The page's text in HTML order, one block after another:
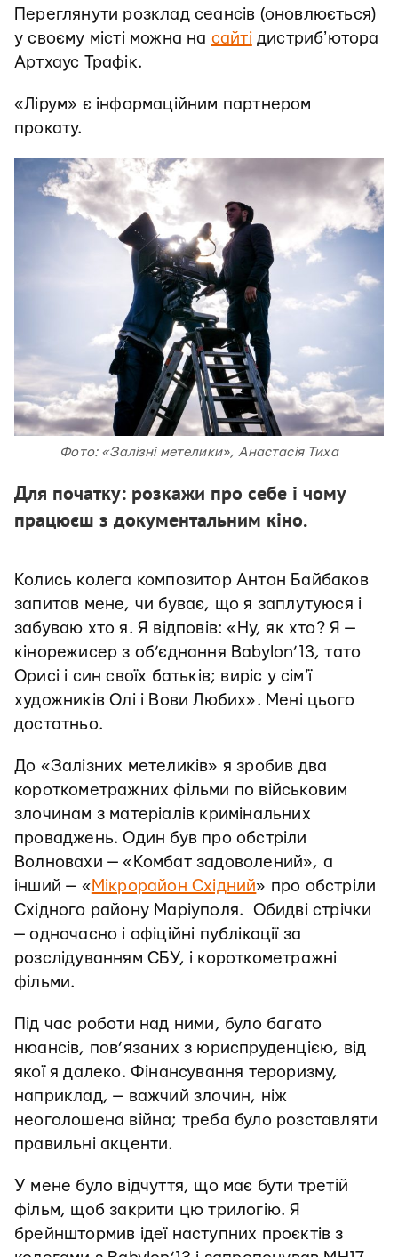
Переглянути розклад сеансів (оновлюється)
у своєму місті можна на сайтідистрибʼютора
Артхаус Трафік.
«Лірум» є інформаційним партнером
прокату.
Фото: «Залізні метелики», Анастасія Тиха
Для початку: розкажи про себе і чому
працюєш з документальним кіно.
Колись колега композитор Антон Байбаков
запитав мене, чи буває, що я заплутуюся і
забуваю хто я. Я відповів: «Ну, як хто? Я —
кінорежисер з об’єднання Babylon’13, тато
Орисі і син своїх батьків; виріс у сімʼї
художників Олі і Вови Любих». Мені цього
достатньо.
До «Залізних метеликів» я зробив два
короткометражних фільми по військовим
злочинам з матеріалів кримінальних
проваджень. Один був про обстріли
Волновахи — «Комбат задоволений», а
інший — « Мікрорайон Східний» про обстріли
Східного району Маріуполя. Обидві стрічки
— одночасно і офіційні публікації за
розслідуванням СБУ, і короткометражні
фільми.
Під час роботи над ними, було багато
нюансів, пов’язаних з юриспруденцією, від
якої я далеко. Фінансування тероризму,
наприклад, — важчий злочин, ніж
неоголошена війна; треба було розставляти
правильні акценти.
У мене було відчуття, що має бути третій
фільм, щоб закрити цю трилогію. Я
брейнштормив ідеї наступних проєктів з